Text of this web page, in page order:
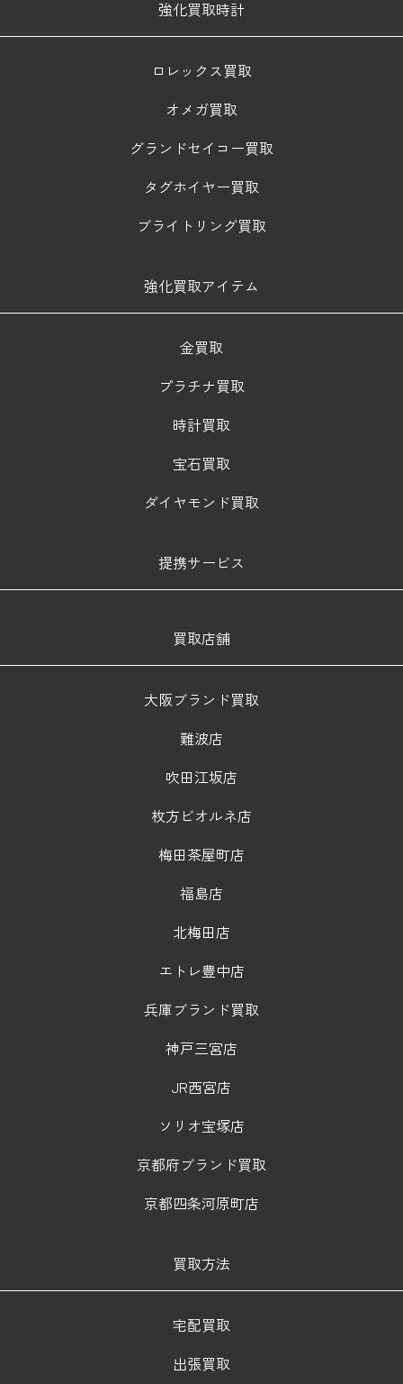
強化買取時計
ロレックス買取
オメガ買取
グランドセイコー買取
タグホイヤー買取
ブライトリング買取
強化買取アイテム
金買取
プラチナ買取
時計買取
宝石買取
ダイヤモンド買取
提携サービス
買取店舗
大阪ブランド買取
難波店
吹田江坂店
枚方ビオルネ店
梅田茶屋町店
福島店
北梅田店
エトレ豊中店
兵庫ブランド買取
神戸三宮店
JR西宮店
ソリオ宝塚店
京都府ブランド買取
京都四条河原町店
買取方法
宅配買取
出張買取